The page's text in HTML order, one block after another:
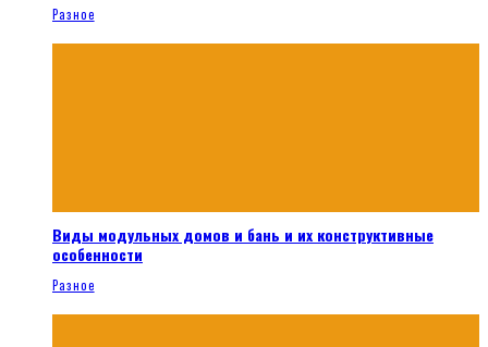
Разное
Виды модульных домов и бань и их конструктивные
особенности
Разное